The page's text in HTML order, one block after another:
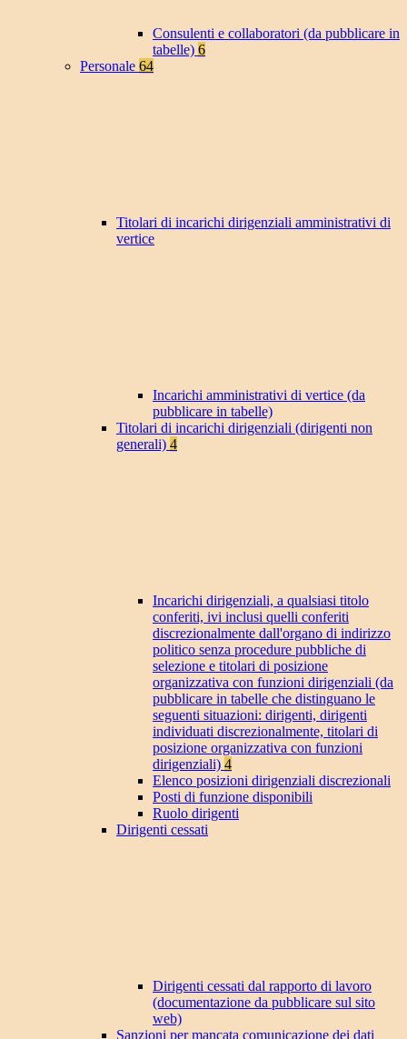
Consulenti e collaboratori (da pubblicare in
tabelle) 6
Personale 64
Titolari di incarichi dirigenziali amministrativi di
vertice
Incarichi amministrativi di vertice (da
pubblicare in tabelle)
Titolari di incarichi dirigenziali (dirigenti non
generali) 4
Incarichi dirigenziali, a qualsiasi titolo
conferiti, ivi inclusi quelli conferiti
discrezionalmente dall'organo di indirizzo
politico senza procedure pubbliche di
selezione e titolari di posizione
organizzativa con funzioni dirigenziali (da
pubblicare in tabelle che distinguano le
seguenti situazioni: dirigenti, dirigenti
individuati discrezionalmente, titolari di
posizione organizzativa con funzioni
dirigenziali) 4
Elenco posizioni dirigenziali discrezionali
Posti di funzione disponibili
Ruolo dirigenti
Dirigenti cessati
Dirigenti cessati dal rapporto di lavoro
(documentazione da pubblicare sul sito
web)
Sanzioni per mancata comunicazione dei dati